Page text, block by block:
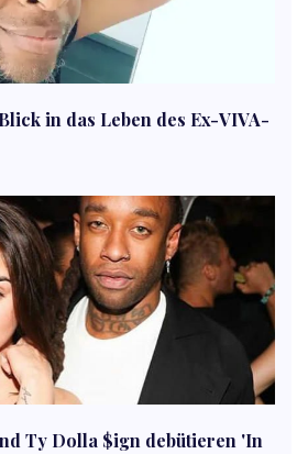
in das Leben des Ex-VIVA-
Ty Dolla $ign debütieren 'In